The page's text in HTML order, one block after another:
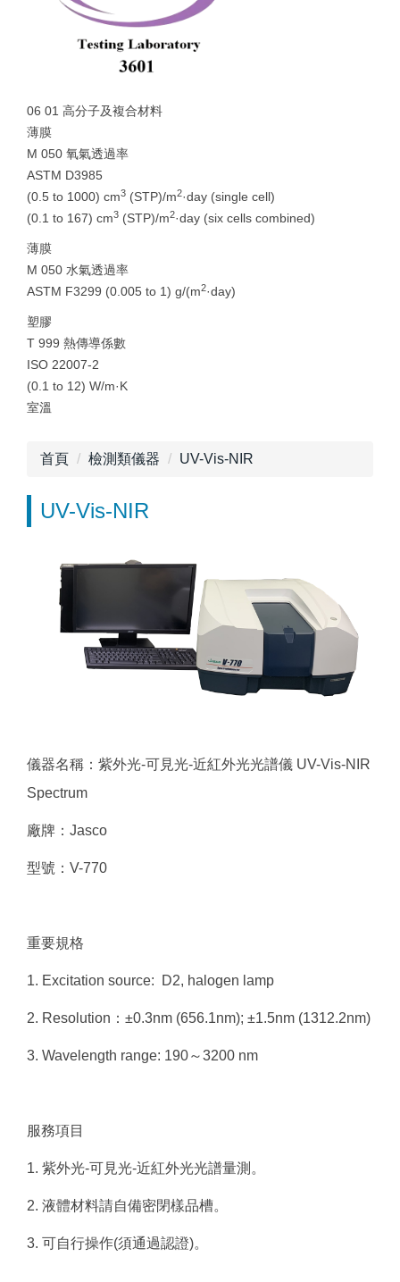
06 01 高分子及複合材料
薄膜
M 050 氧氣透過率
ASTM D3985
(0.5 to 1000) cm3 (STP)/m2·day (single cell)
(0.1 to 167) cm3 (STP)/m2·day (six cells combined)
薄膜
M 050 水氣透過率
ASTM F3299 (0.005 to 1) g/(m2·day)
塑膠
T 999 熱傳導係數
ISO 22007-2
(0.1 to 12) W/m·K
室溫
首頁 檢測類儀器 UV-Vis-NIR
UV-Vis-NIR
儀器名稱：紫外光-可見光-近紅外光光譜儀 UV-Vis-NIR
Spectrum
廠牌：Jasco
型號：V-770
重要規格
1. Excitation source: D2, halogen lamp
2. Resolution：±0.3nm (656.1nm); ±1.5nm (1312.2nm)
3. Wavelength range: 190～3200 nm
服務項目
1. 紫外光-可見光-近紅外光光譜量測。
2. 液體材料請自備密閉樣品槽。
3. 可自行操作(須通過認證)。